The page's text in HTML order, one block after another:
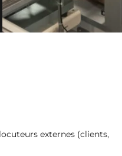
externes (clients,